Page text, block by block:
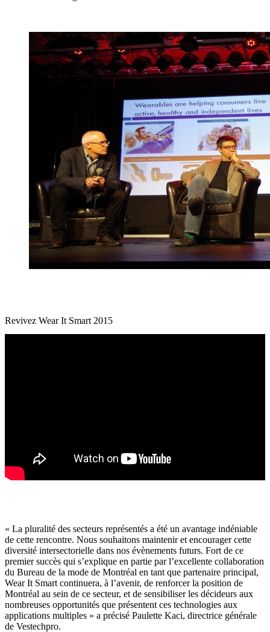
Revivez Wear It Smart 2015
« La pluralité des secteurs représentés a été un avantage indéniable
de cette rencontre. Nous souhaitons maintenir et encourager cette
diversité intersectorielle dans nos évènements futurs. Fort de ce
premier succès qui s’explique en partie par l’excellente collaboration
du Bureau de la mode de Montréal en tant que partenaire principal,
Wear It Smart continuera, à l’avenir, de renforcer la position de
Montréal au sein de ce secteur, et de sensibiliser les décideurs aux
nombreuses opportunités que présentent ces technologies aux
applications multiples » a précisé Paulette Kaci, directrice générale
de Vestechpro.